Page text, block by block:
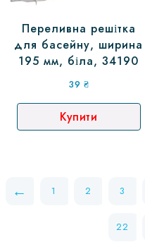
Переливна решітка
для басейну, ширина
195 мм, біла, 34190
39 ₴
Купити
← 1 2 3
22